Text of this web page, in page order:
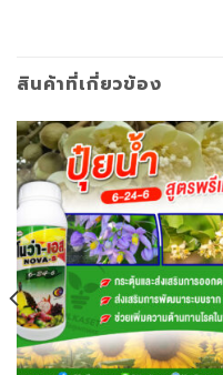
สินค้าที่เกี่ยวข้อง